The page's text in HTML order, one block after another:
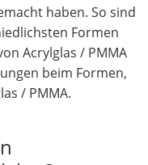
haben. So sind
Formen
Acrylglas / PMMA
beim Formen,
/ PMMA.